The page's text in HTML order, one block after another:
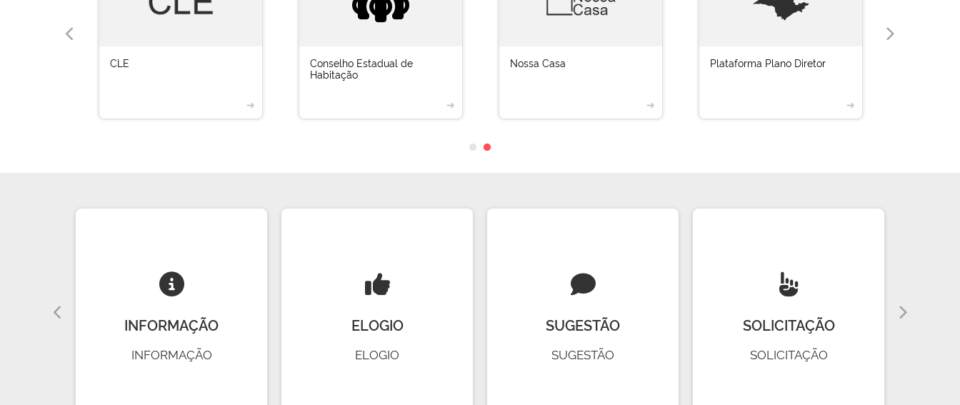
CLE
➔
Conselho Estadual de
Habitação
➔
Nossa Casa
➔
Plataforma Plano Diretor
➔
INFORMAÇÃO
INFORMAÇÃO
ELOGIO
ELOGIO
SUGESTÃO
SUGESTÃO
SOLICITAÇÃO
SOLICITAÇÃO